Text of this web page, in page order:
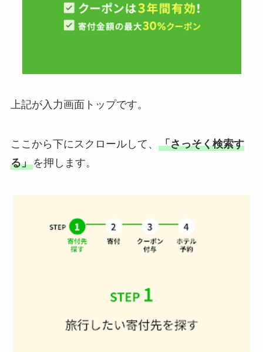
上記が入力画面トップです。
ここから下にスクロールして、 「さっそく検索す
る」を押します。